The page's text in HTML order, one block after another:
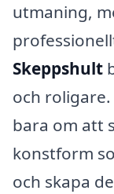
utmaning,
Skeppshult
och
bara om att
konstform
och skapa